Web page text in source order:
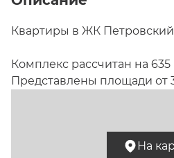
Квартиры в ЖК
Комплекс рассчитан на 635
Представлены площади от
году. Проект, общая
составляет более 75 тыс.
На